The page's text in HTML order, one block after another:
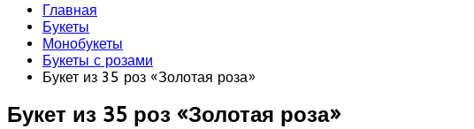
Главная
Букеты
Монобукеты
Букеты с розами
Букет из 35 роз «Золотая роза»
Букет из 35 роз «Золотая роза»